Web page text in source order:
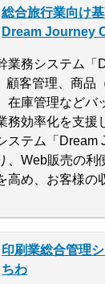
総合旅行業向け
Dream Journey
業務システム「
客管理、商品
在庫管理などバ
務効率化を支援
ステム「Dream
、Web販売の利
高め、お客様の
印刷業総合管理
ちわ